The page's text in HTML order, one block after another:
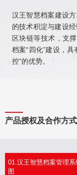
汉王智慧档案建设
的技术积淀与建设
区块链等技术，支
档案“四化”建设，
控”的优势。
产品授权及合作方式
01.汉王智慧档案管理
图